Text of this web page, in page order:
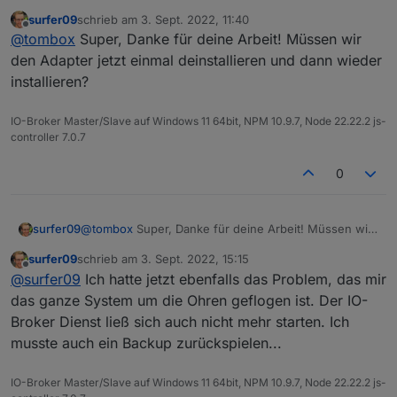
erreichbar ist.
2022-09-02 16:28:48.577  -
2022-09-02 16:28:49.455  -
2022-09-02 16:28:49.456  -
2022-09-02 16:28:49.456  -
Offline
surfer09schrieb am 3. Sept. 2022, 11:40
zuletzt editiert von
@tombox Super, Danke für deine Arbeit! Müssen wir
den Adapter jetzt einmal deinstallieren und dann wieder
installieren?
IO-Broker Master/Slave auf Windows 11 64bit, NPM 10.9.7, Node 22.22.2 js-
controller 7.0.7
0
surfer09@tombox Super, Danke für deine Arbeit! Müssen wir
wieder installieren?
Offline
surfer09schrieb am 3. Sept. 2022, 15:15
zuletzt editiert von
@surfer09 Ich hatte jetzt ebenfalls das Problem, das mir
das ganze System um die Ohren geflogen ist. Der IO-
Broker Dienst ließ sich auch nicht mehr starten. Ich
musste auch ein Backup zurückspielen...
IO-Broker Master/Slave auf Windows 11 64bit, NPM 10.9.7, Node 22.22.2 js-